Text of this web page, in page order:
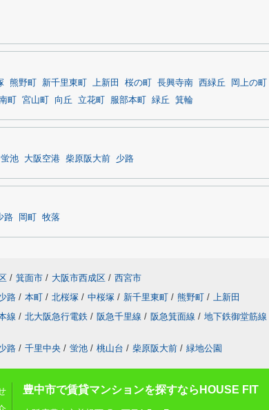
熊野町 新千里東町 上新田 桜の町 長興寺南 西緑丘 岡上の町
町 宮山町 向丘 立花町 服部本町 緑丘 箕輪
蛍池 大阪空港 柴原阪大前 少路
路 岡町 牧落
/ 箕面市 / 大阪市西成区 / 西宮市
路 / 本町 / 北桜塚 / 中桜塚 / 新千里東町 / 熊野町 / 上新田
線 / 北大阪急行電鉄 / 阪急千里線 / 阪急箕面線 / 地下鉄御堂筋線
路 / 千里中央 / 蛍池 / 桃山台 / 柴原阪大前 / 緑地公園
豊中市で賃貸マンションを探すならHOUSE FIT